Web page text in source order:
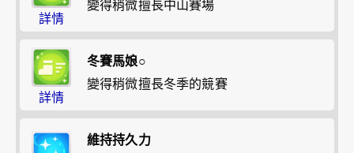
詳情
變得稍微擅長中山賽場
詳情
冬賽馬娘○
變得稍微擅長冬季的競賽
維持持久力